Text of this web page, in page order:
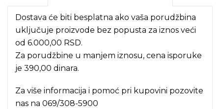
Dostava će biti besplatna ako vaša porudžbina
uključuje proizvode bez popusta za iznos veći
od 6.000,00 RSD.
Za porudžbine u manjem iznosu, cena isporuke
je 390,00 dinara.
Za više informacija i pomoć pri kupovini pozovite
nas na 069/308-5900